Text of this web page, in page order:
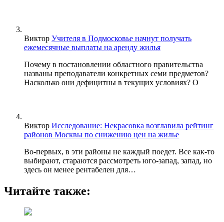
Виктор Учителя в Подмосковье начнут получать
ежемесячные выплаты на аренду жилья
Почему в постановлении областного правительства
названы преподаватели конкретных семи предметов?
Насколько они дефицитны в текущих условиях? О
Виктор Исследование: Некрасовка возглавила рейтинг
районов Москвы по снижению цен на жилье
Во-первых, в эти районы не каждый поедет. Все как-то
выбирают, стараются рассмотреть юго-запад, запад, но
здесь он менее рентабелен для…
Читайте также: